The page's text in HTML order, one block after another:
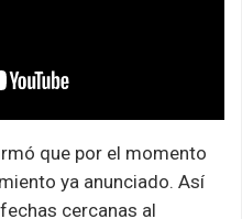
que por el momento
ya anunciado. Así
cercanas al